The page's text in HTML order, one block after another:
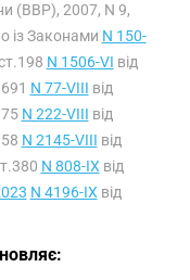
(ВВР), 2007, N 9,
із Законами N 150-
N 1506-VI від
N 77-VIII від
N 222-VIII від
N 2145-VIII від
N 808-IX від
N 4196-IX від